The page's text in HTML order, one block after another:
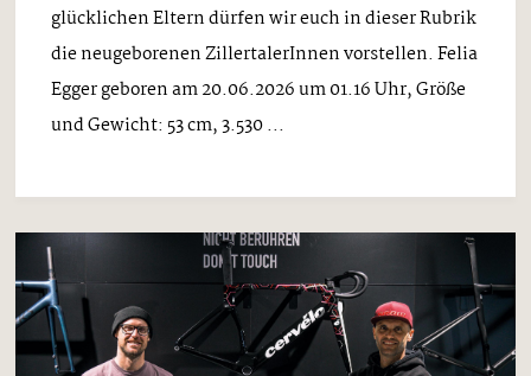
glücklichen Eltern dürfen wir euch in dieser Rubrik
die neugeborenen ZillertalerInnen vorstellen. Felia
Egger geboren am 20.06.2026 um 01.16 Uhr, Größe
und Gewicht: 53 cm, 3.530 ...